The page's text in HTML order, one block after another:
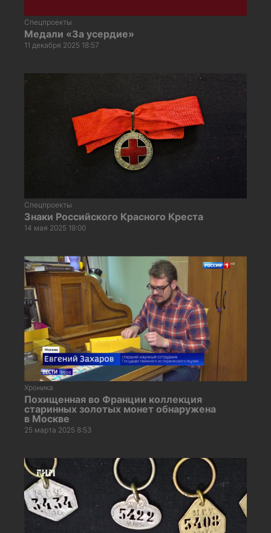
Спецпроекты
Медали «За усердие»
11 декабря 2025 18:57
Спецпроекты
Знаки Российского Красного Креста
14 мая 2025 19:00
Хроника
Похищенная во Франции коллекция
старинных золотых монет обнаружена
в Москве
25 марта 2025 8:53